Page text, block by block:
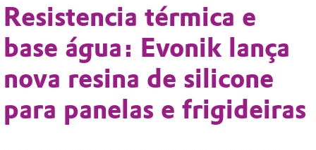
Resistencia térmica e
base água: Evonik lança
nova resina de silicone
para panelas e frigideiras